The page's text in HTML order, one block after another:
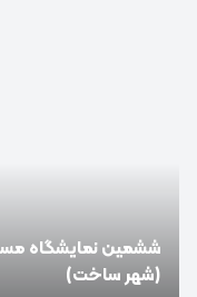
ششمین نمایشگاه
(شهر ساخت)